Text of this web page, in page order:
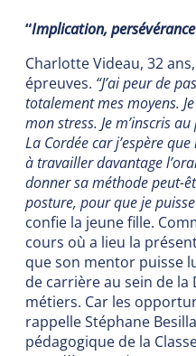
“Implication,
Charlotte Videau, 32
épreuves. “J’ai peur de
totalement mes moyens.
mon stress. Je m’inscris
La Cordée car j’espère
à travailler davantage
donner sa méthode peut-
posture, pour que je
confie la jeune fille.
cours où a lieu la
que son mentor puisse
de carrière au sein de la
métiers. Car les
rappelle Stéphane
pédagogique de la